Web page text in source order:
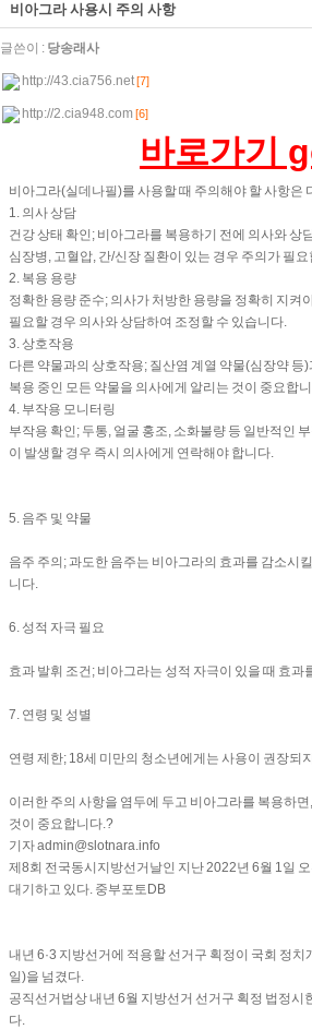
비아그라 사용시 주의 사항
글쓴이 : 당송래사
http://43.cia756.net[7]
http://2.cia948.com[6]
바로가기
비아그라(실데나필)를 사용할 때 주의해야 할 사항은
1. 의사 상담
건강 상태 확인; 비아그라를 복용하기 전에 의사와 상
심장병, 고혈압, 간/신장 질환이 있는 경우 주의가 필
2. 복용 용량
정확한 용량 준수; 의사가 처방한 용량을 정확히 지
필요할 경우 의사와 상담하여 조정할 수 있습니다.
3. 상호작용
다른 약물과의 상호작용; 질산염 계열 약물(심장약
복용 중인 모든 약물을 의사에게 알리는 것이 중요합
4. 부작용 모니터링
부작용 확인; 두통, 얼굴 홍조, 소화불량 등 일반적인
이 발생할 경우 즉시 의사에게 연락해야 합니다.
5. 음주 및 약물
음주 주의; 과도한 음주는 비아그라의 효과를 감소시
니다.
6. 성적 자극 필요
효과 발휘 조건; 비아그라는 성적 자극이 있을 때 효
7. 연령 및 성별
연령 제한; 18세 미만의 청소년에게는 사용이 권장되
이러한 주의 사항을 염두에 두고 비아그라를 복용하
것이 중요합니다.?
기자 admin@slotnara.info
제8회 전국동시지방선거날인 지난 2022년 6월 1일
대기하고 있다. 중부포토DB
내년 6·3 지방선거에 적용할 선거구 획정이 국회 정
일)을 넘겼다.
공직선거법상 내년 6월 지방선거 선거구 획정 법정시
다.